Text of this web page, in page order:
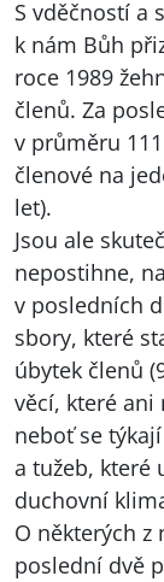
S vděčností a
k nám Bůh
roce 1989
členů. Za
v průměru
členové na
let).
Jsou ale
nepostihne,
v posledních
sbory, které
úbytek členů
věcí, které
neboť se
a tužeb, které
duchovní
O některých z
poslední dvě